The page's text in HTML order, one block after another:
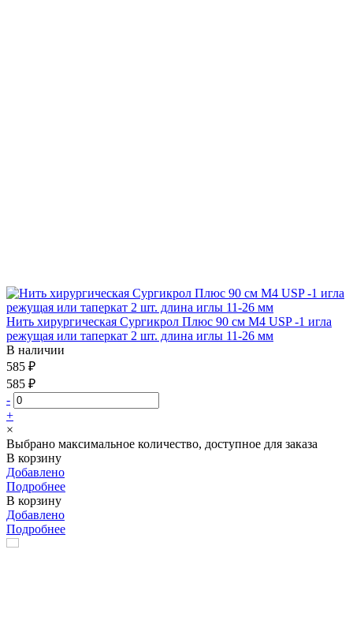
Нить хирургическая Сургикрол Плюс 90 см М4 USP -1 игла
режущая или таперкат 2 шт. длина иглы 11-26 мм
В наличии
585 ₽
585 ₽
-
+
×
Выбрано максимальное количество, доступное для заказа
В корзину
Добавлено
Подробнее
В корзину
Добавлено
Подробнее